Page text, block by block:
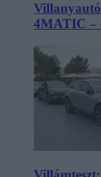
Villanyautó
4MATIC –